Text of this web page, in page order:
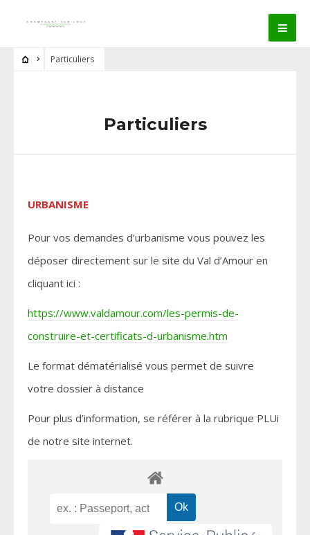
Particuliers
Particuliers
URBANISME
Pour vos demandes d’urbanisme vous pouvez les
déposer directement sur le site du Val d’Amour en
cliquant ici :
https://www.valdamour.com/les-permis-de-
construire-et-certificats-d-urbanisme.htm
Le format dématérialisé vous permet de suivre
votre dossier à distance
Pour plus d’information, se référer à la rubrique PLUi
de notre site internet.